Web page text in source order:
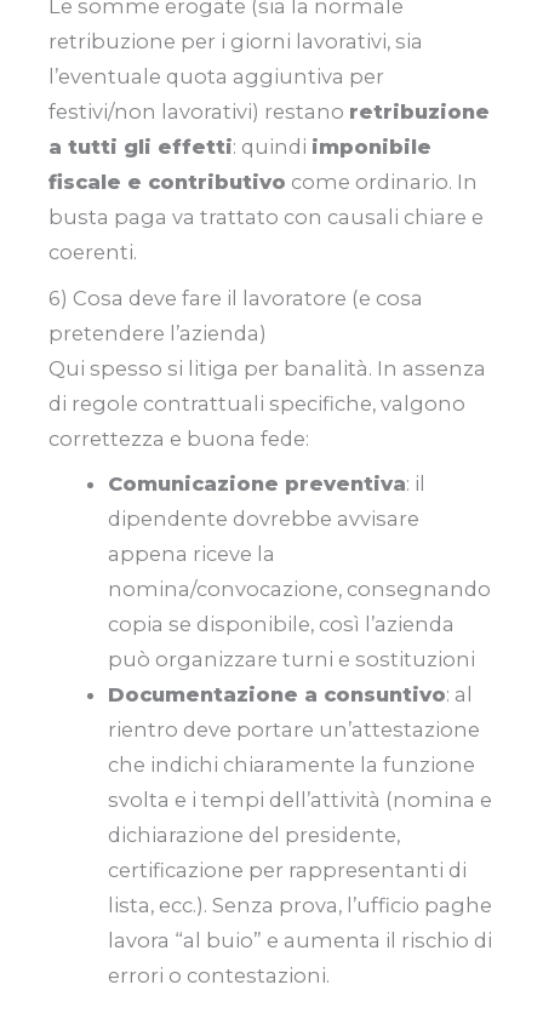
Le somme erogate (sia la normale
retribuzione per i giorni lavorativi, sia
l’eventuale quota aggiuntiva per
festivi/non lavorativi) restano retribuzione
a tutti gli effetti: quindi imponibile
fiscale e contributivo come ordinario. In
busta paga va trattato con causali chiare e
coerenti.
6) Cosa deve fare il lavoratore (e cosa
pretendere l’azienda)
Qui spesso si litiga per banalità. In assenza
di regole contrattuali specifiche, valgono
correttezza e buona fede:
Comunicazione preventiva: il
dipendente dovrebbe avvisare
appena riceve la
nomina/convocazione, consegnando
copia se disponibile, così l’azienda
può organizzare turni e sostituzioni
Documentazione a consuntivo: al
rientro deve portare un’attestazione
che indichi chiaramente la funzione
svolta e i tempi dell’attività (nomina e
dichiarazione del presidente,
certificazione per rappresentanti di
lista, ecc.). Senza prova, l’ufficio paghe
lavora “al buio” e aumenta il rischio di
errori o contestazioni.